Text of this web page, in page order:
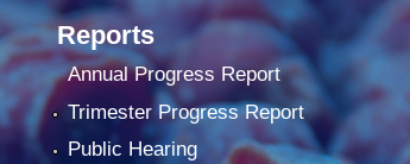
Reports
Annual Progress Report
Trimester Progress Report
Public Hearing